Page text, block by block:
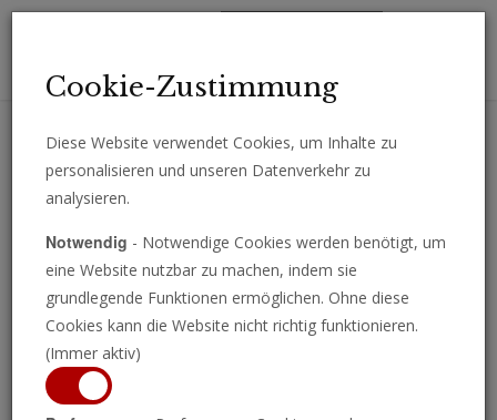
Erhalten Sie wichtige Analysen, Kommentare und Nachrichten
Wirbel um Thüringer
Cookie-Zustimmung
Diese Website verwendet Cookies, um Inhalte zu
personalisieren und unseren Datenverkehr zu
analysieren.
Notwendig - Notwendige Cookies werden benötigt, um
eine Website nutzbar zu machen, indem sie
grundlegende Funktionen ermöglichen. Ohne diese
Cookies kann die Website nicht richtig funktionieren.
(Immer aktiv)